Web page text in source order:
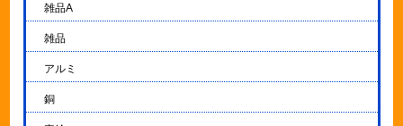
雑品A
雑品
アルミ
銅